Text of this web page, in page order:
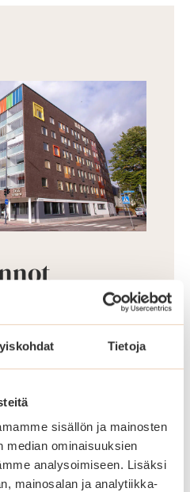
Tietoja
sisällön ja mainosten
median ominaisuuksien
analysoimiseen. Lisäksi
mainosalan ja analytiikka-
palvelutalo
2017
Moderni
tarjoaa
ensiluokkaisia
harrastus- ja